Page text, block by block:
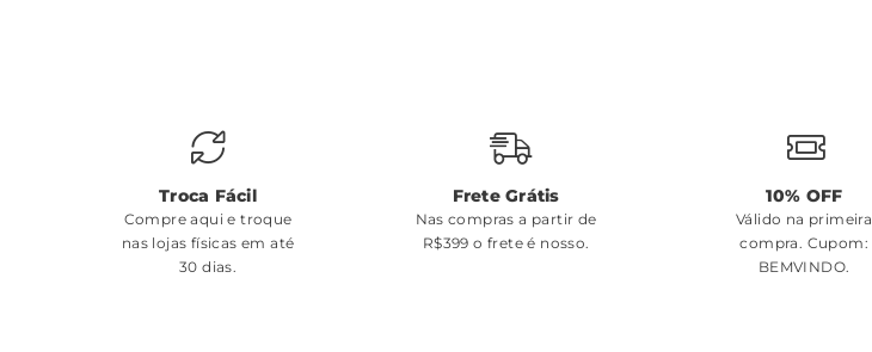
Troca Fácil
Compre aqui e troque
nas lojas físicas em até
30 dias.
Frete Grátis
Nas compras a partir de
R$399 o frete é nosso.
10% OFF
Válido na primeira
compra. Cupom:
BEMVINDO.